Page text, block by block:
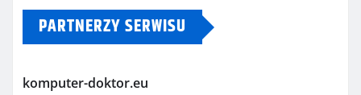
PARTNERZY SERWISU
komputer-doktor.eu